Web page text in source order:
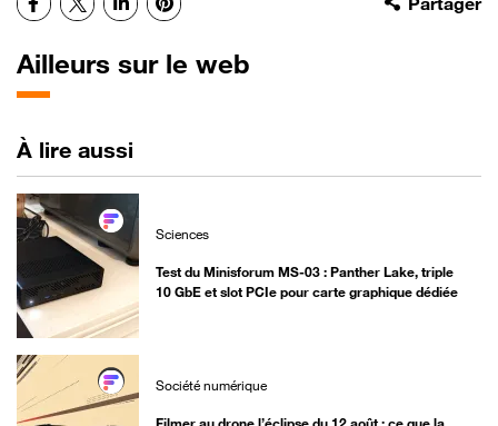
Ailleurs sur le web
À lire aussi
Sciences
Test du Minisforum MS-03 : Panther Lake, triple
10 GbE et slot PCIe pour carte graphique dédiée
Société numérique